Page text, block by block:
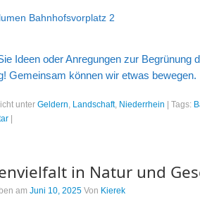
Bahnhofsvorplatz 2
Ideen oder Anregungen zur Begrünung
Gemeinsam können wir etwas bewegen.
unter Geldern, Landschaft, Niederrhein Tags:
in Natur und
am Juni 10, 2025 Von Kierek